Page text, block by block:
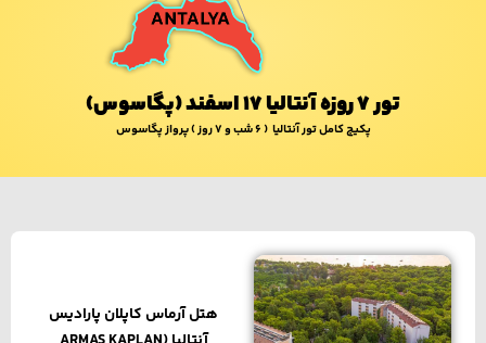
تور 7 روزه آنتالیا 17 اسفند (پگاسوس)
پکیج کامل تور آنتالیا ( 6 شب و 7 روز ) پرواز پگاسوس
تورهای پیشنهادی
تور دبی
29,040,000
تور تفلیس
تومان
هتل آرماس کاپلان پارادیس